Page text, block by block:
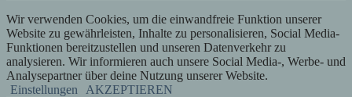
Wir verwenden Cookies, um die einwandfreie Funktion unserer
Website zu gewährleisten, Inhalte zu personalisieren, Social Media-
Funktionen bereitzustellen und unseren Datenverkehr zu
analysieren. Wir informieren auch unsere Social Media-, Werbe- und
Analysepartner über deine Nutzung unserer Website.
Einstellungen
AKZEPTIEREN